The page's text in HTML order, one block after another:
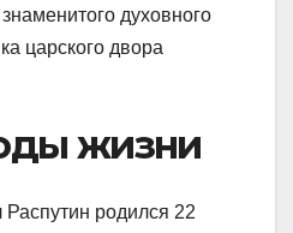
духовного
царского двора
жизни
родился 22